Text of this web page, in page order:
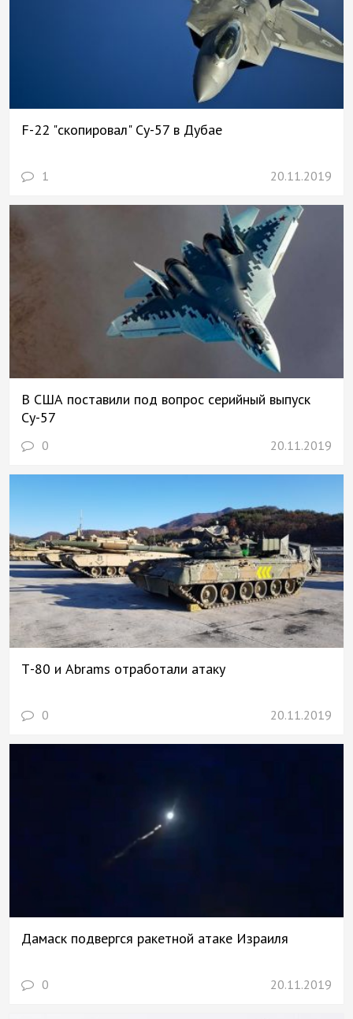
F-22 "скопировал" Су-57 в Дубае
1 20.11.2019
В США поставили под вопрос серийный выпуск
Су-57
0 20.11.2019
Т-80 и Abrams отработали атаку
0 20.11.2019
Дамаск подвергся ракетной атаке Израиля
0 20.11.2019